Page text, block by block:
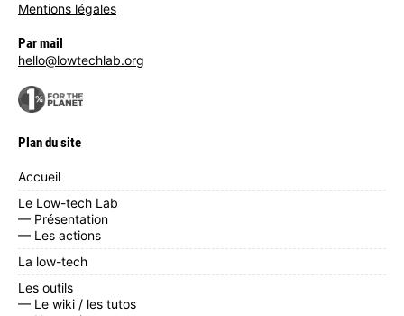
Mentions légales
Par mail
hello@lowtechlab.org
Plan du site
Accueil
Le Low-tech Lab
— Présentation
— Les actions
La low-tech
Les outils
— Le wiki / les tutos